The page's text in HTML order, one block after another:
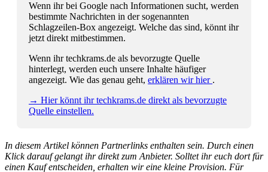
Wenn ihr bei Google nach Informationen sucht, werden
bestimmte Nachrichten in der sogenannten
Schlagzeilen-Box angezeigt. Welche das sind, könnt ihr
jetzt direkt mitbestimmen.
Wenn ihr techkrams.de als bevorzugte Quelle
hinterlegt, werden euch unsere Inhalte häufiger
angezeigt. Wie das genau geht, erklären wir hier .
→ Hier könnt ihr techkrams.de direkt als bevorzugte
Quelle einstellen.
In diesem Artikel können Partnerlinks enthalten sein. Durch einen
Klick darauf gelangt ihr direkt zum Anbieter. Solltet ihr euch dort für
einen Kauf entscheiden, erhalten wir eine kleine Provision. Für